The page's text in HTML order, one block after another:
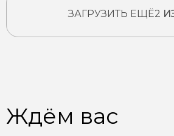
ЗАГРУЗИТЬ ЕЩЁ2
Ждём вас